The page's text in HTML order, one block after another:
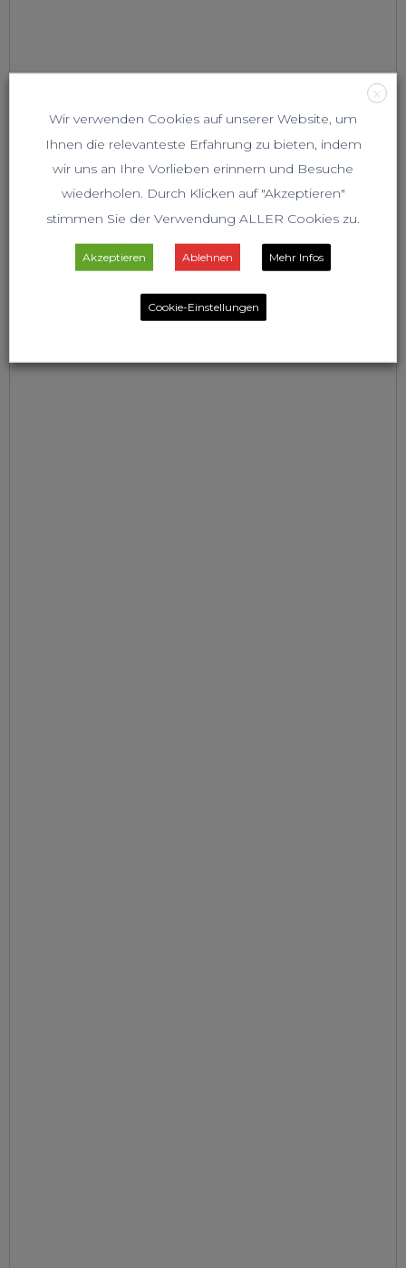
X
Wir verwenden Cookies auf unserer Website, um
Ihnen die relevanteste Erfahrung zu bieten, indem
wir uns an Ihre Vorlieben erinnern und Besuche
wiederholen. Durch Klicken auf "Akzeptieren"
stimmen Sie der Verwendung ALLER Cookies zu.
Akzeptieren Ablehnen Mehr Infos
Cookie-Einstellungen